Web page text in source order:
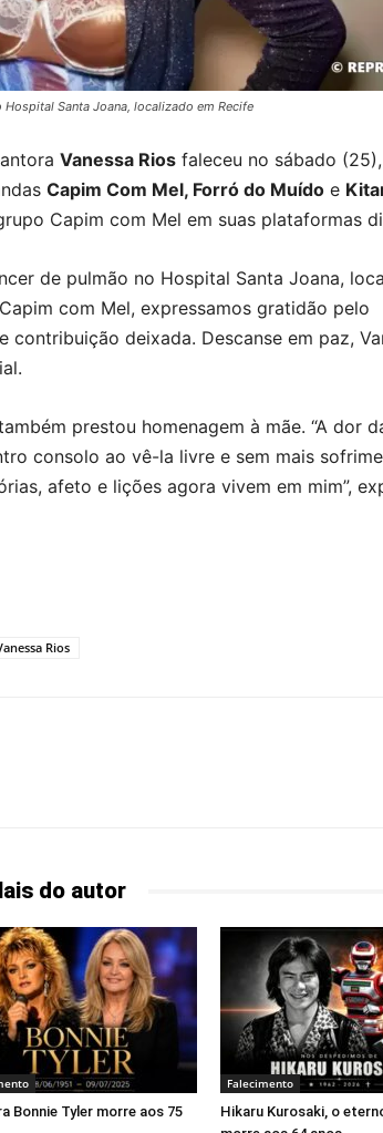
Santa Joana, localizado em Recife
Vanessa Rios faleceu no sábado
Capim Com Mel, Forró do Muído e
Capim com Mel em suas plataformas
de pulmão no Hospital Santa Joana,
com Mel, expressamos gratidão pelo
deixada. Descanse em paz,
prestou homenagem à mãe. “A dor
consolo ao vê-la livre e sem mais
afeto e lições agora vivem em mim”,
Rios
do autor
Bonnie Tyler morre aos 75
Falecimento
Hikaru Kurosaki, o